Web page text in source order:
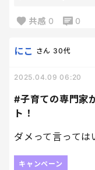
共感 0 0
#子育ての専門家
ト！
にこ さん 30代
2025.04.09 06:20
ダメって言っては
キャンペーン